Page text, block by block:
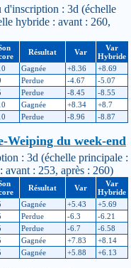
: 3d (échelle
hybride : avant : 260,
Résultat Var
Var
Hybride
Gagnée +8.36
+8.69
Perdue -4.67
-5.07
Perdue -8.45
-8.55
Gagnée +8.34
+8.7
Perdue -8.96 -8.87
Weiping du week-end
: 3d (échelle principale :
avant : 253, après : 260)
Résultat Var
Var
Hybride
Gagnée +5.43
+5.69
Perdue -6.3
-6.21
Perdue -6.7
-6.58
Gagnée +7.83
+8.14
Gagnée +5.88 +6.13